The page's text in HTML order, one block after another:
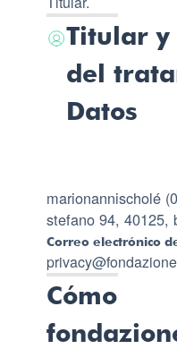
Titular y
del
Datos
marionannischolé
stefano 94, 40125,
Correo electrónico
Cómo